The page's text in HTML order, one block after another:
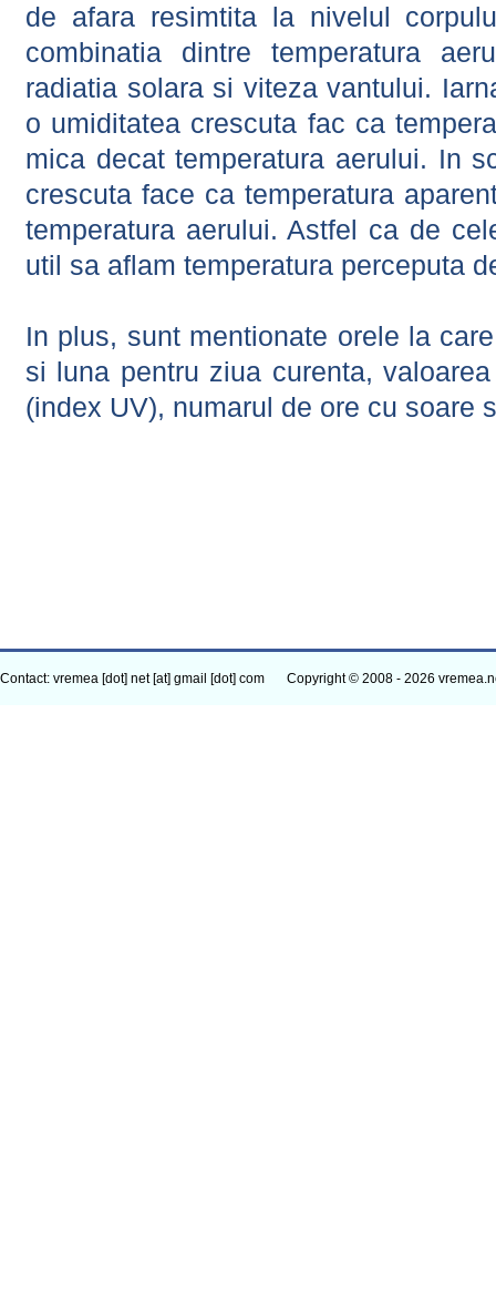
de afara resimtita la nivelul
combinatia dintre temperatura
radiatia solara si viteza vantului.
o umiditatea crescuta fac ca
mica decat temperatura aerului. In
crescuta face ca temperatura
temperatura aerului. Astfel ca de
util sa aflam temperatura perceputa
In plus, sunt mentionate orele la
si luna pentru ziua curenta,
(index UV), numarul de ore cu soare
Contact: vremea [dot] net [at] gmail [dot] com Copyright © 2008 - 2026